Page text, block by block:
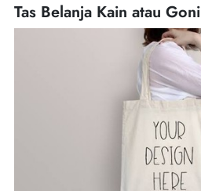
Tas Belanja Kain atau Goni